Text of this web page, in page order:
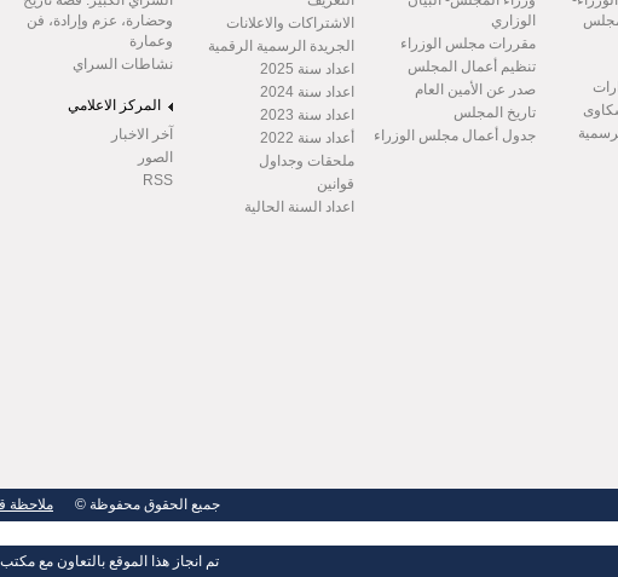
مجلس
الوزاري
مقررات مجلس الوزراء
تنظيم أعمال المجلس
صدر عن الأمين العام
تاريخ المجلس
جدول أعمال مجلس الوزراء
الاشتراكات والاعلانات
الجريدة الرسمية الرقمية
اعداد سنة 2025
اعداد سنة 2024
اعداد سنة 2023
أعداد سنة 2022
ملحقات وجداول
قوانين
اعداد السنة الحالية
وحضارة، عزم وإرادة، فن
وعمارة
نشاطات السراي
المركز الاعلامي
آخر الاخبار
الصور
RSS
جميع الحقوق محفوظة © ملاحظة
تم انجاز هذا الموقع بالتعاون مع مكتب